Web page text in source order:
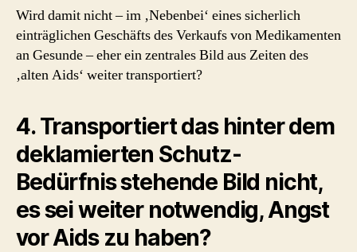
Wird damit nicht – im ‚Nebenbei‘ eines sicherlich
einträglichen Geschäfts des Verkaufs von Medikamenten
an Gesunde – eher ein zentrales Bild aus Zeiten des
‚alten Aids‘ weiter transportiert?
4. Transportiert das hinter dem
deklamierten Schutz-
Bedürfnis stehende Bild nicht,
es sei weiter notwendig, Angst
vor Aids zu haben?